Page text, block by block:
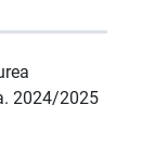
2024/2025